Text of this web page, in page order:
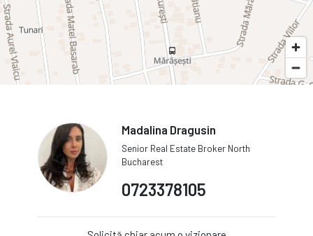
Madalina Dragusin
Senior Real Estate Broker North
Bucharest
0723378105